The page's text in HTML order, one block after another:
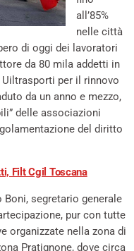
all’85%
nelle città
di oggi dei lavoratori
da 80 mila addetti in
per il rinnovo
da un anno e mezzo,
delle associazioni
del diritto
Filt Cgil Toscana
Boni, segretario generale
pur con tutte
organizzate nella zona di
Pratignone, dove circa